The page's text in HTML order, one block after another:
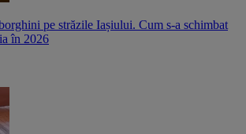
pe străzile Iașiului. Cum s-a schimbat
în 2026